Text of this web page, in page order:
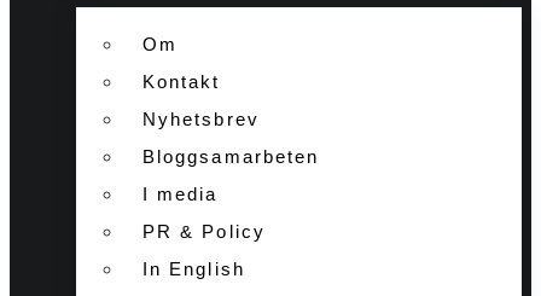
Om
Kontakt
Nyhetsbrev
Bloggsamarbeten
I media
PR & Policy
In English